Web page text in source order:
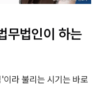
무법인이 하는
라 불리는 시기는 바로